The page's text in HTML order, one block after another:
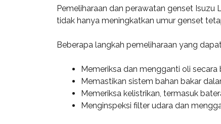
Pemeliharaan dan perawatan genset
tidak hanya meningkatkan umur genset
Beberapa langkah pemeliharaan yang
Memeriksa dan mengganti oli secara
Memastikan sistem bahan bakar
Memeriksa kelistrikan, termasuk
Menginspeksi filter udara dan